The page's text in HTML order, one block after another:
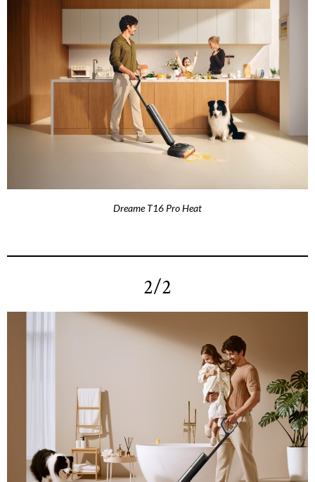
Dreame T16 Pro Heat
2/2